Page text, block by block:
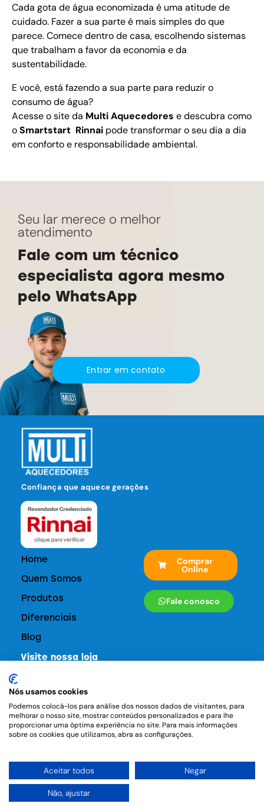
Cada gota de água economizada é uma atitude de
cuidado. Fazer a sua parte é mais simples do que
parece. Comece dentro de casa, escolhendo sistemas
que trabalham a favor da economia e da
sustentabilidade.
E você, está fazendo a sua parte para reduzir o
consumo de água?
Acesse o site da Multi Aquecedores e descubra como
oSmartstart Rinnai pode transformar o seu dia a dia
em conforto e responsabilidade ambiental.
Seu lar merece o melhor
atendimento
Fale com um técnico
especialista agora mesmo
pelo WhatsApp
Entrar em contato
Confiança que aquece gerações
Home
Quem Somos
Produtos
Diferenciais
Blog
Comprar
Online
Fale conosco
Visite nossa loja
contato@multiaquecedores.com.br
(11) 94777-6412
(11) 3057-3957
Desenvolvido por
Nós usamos cookies
Podemos colocá-los para análise dos nossos dados de visitantes, para
melhorar o nosso site, mostrar conteúdos personalizados e para lhe
proporcionar uma óptima experiência no site. Para mais informações
sobre os cookies que utilizamos, abra as configurações.
Aceitar todos Negar
Não, ajustar